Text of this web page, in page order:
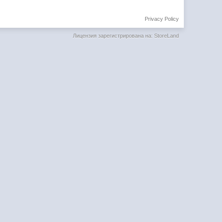
Privacy Policy
Лицензия зарегистрирована на: StoreLand